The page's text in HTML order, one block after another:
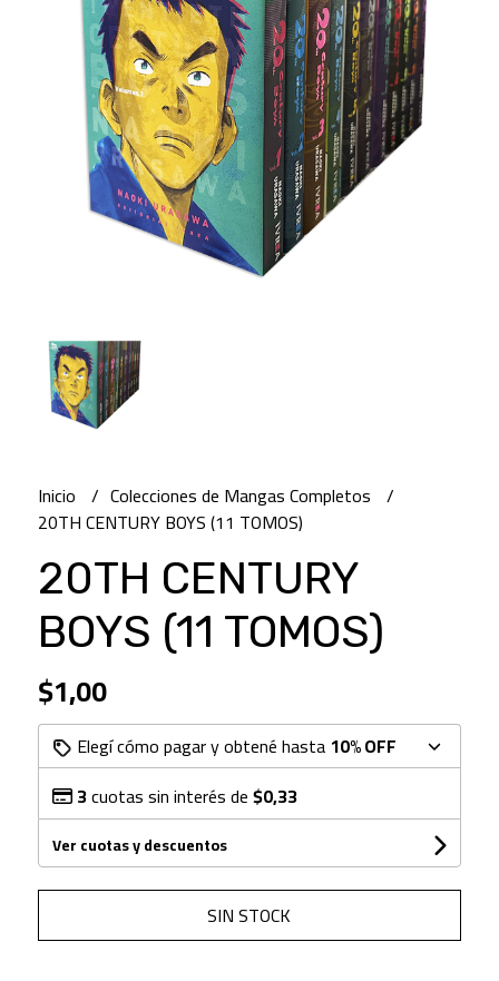
Inicio
Colecciones de Mangas Completos
20TH CENTURY BOYS (11 TOMOS)
20TH CENTURY
BOYS (11 TOMOS)
$1,00
Elegí cómo pagar y obtené hasta 10% OFF
3cuotas sin interés de$0,33
Ver cuotas y descuentos
SIN STOCK